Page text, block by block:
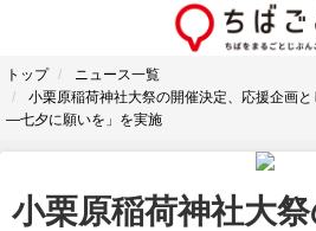
トップ
ニュース一覧
小栗原稲荷神社大祭の開催決定、応援企画
―七夕に願いを」を実施
小栗原稲荷神社大祭